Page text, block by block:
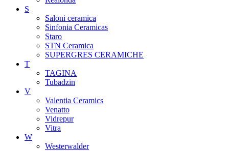
S
Saloni ceramica
Sinfonia Ceramicas
Staro
STN Ceramica
SUPERGRES CERAMICHE
T
TAGINA
Tubadzin
V
Valentia Ceramics
Venatto
Vidrepur
Vitra
W
Westerwalder